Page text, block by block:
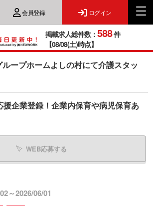
会員登録 ログイン
掲載求人総件数： 588件
【08/08(土)時点】
ープホームよしの村にて介護スタッ
援企業登録！企業内保育や病児保育あ
WEB応募する
～2026/06/01